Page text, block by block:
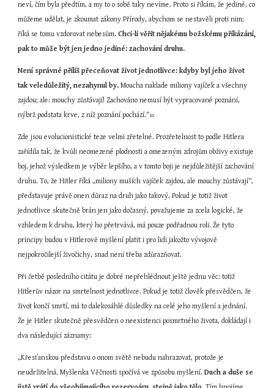
neví, čím byla předtím, a my to o sobě taky nevíme. Proto si říkám, že jediné, co
můžeme udělat, je zkoumat zákony Přírody, abychom se nestavěli proti nim;
říká se tomu vzdorovat nebesům. Chci-li věřit nějakému božskému přikázání,
pak to může být jen jedno jediné: zachování druhu.
Není správné příliš přeceňovat život jednotlivce: kdyby byl jeho život
tak veledůležitý, nezahynul by. Moucha naklade miliony vajíček a všechny
zajdou; ale: mouchy zůstávají! Zachováno nemusí být vypracované poznání,
nýbrž podstata krve, z níž poznání pochází.“10
Zde jsou evolucionistické teze velmi zřetelné. Prozřetelnost to podle Hitlera
zařídila tak, že kvůli neomezené plodnosti a omezeným zdrojům obživy existuje
boj, jehož výsledkem je výběr lepšího, a v tomto boji je nejdůležitější zachování
druhu. To, že Hitler říká „miliony muších vajíček zajdou, ale mouchy zůstávají“,
představuje právě onen důraz na druh jako takový. Pokud je totiž život
jednotlivce skutečně brán jen jako dočasný, považujeme za zcela logické, že
vzhledem k druhu, který ho přetrvává, má pouze podřadnou roli. Že tyto
principy budou v Hitlerově myšlení platit i pro lidi jakožto vývojově
nejpokročilejší živočichy, snad není třeba zdůrazňovat.
Při četbě posledního citátu je dobré nepřehlédnout ještě jednu věc: totiž
Hitlerův názor na smrtelnost jednotlivce. Pokud je totiž člověk přesvědčen, že
život končí smrtí, má to dalekosáhlé důsledky na celé jeho myšlení a jednání.
Že je Hitler skutečně přesvědčen o neexistenci posmrtného života, dokládají i
dva následující záznamy:
„Křesťanskou představu o onom světě nebudu nahrazovat, protože je
neudržitelná. Myšlenka Věčnosti spočívá ve způsobu myšlení. Duch a duše se